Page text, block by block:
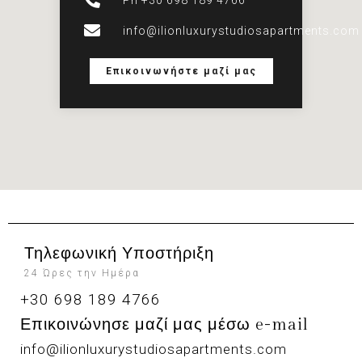
info@ilionluxurystudiosapartments.com
Επικοινωνήστε μαζί μας
Τηλεφωνική Υποστήριξη
24 Ώρες την Ημέρα
+30 698 189 4766
Επικοινώνησε μαζί μας μέσω e-mail
info@ilionluxurystudiosapartments.com